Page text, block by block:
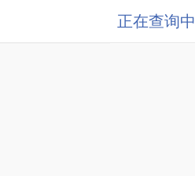
正在查询中